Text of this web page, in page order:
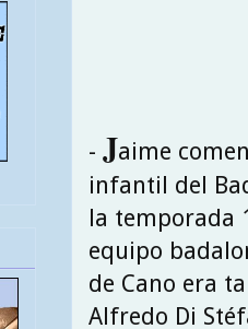
- Jaime
infantil del
la temporada
equipo
de Cano era
Alfredo Di